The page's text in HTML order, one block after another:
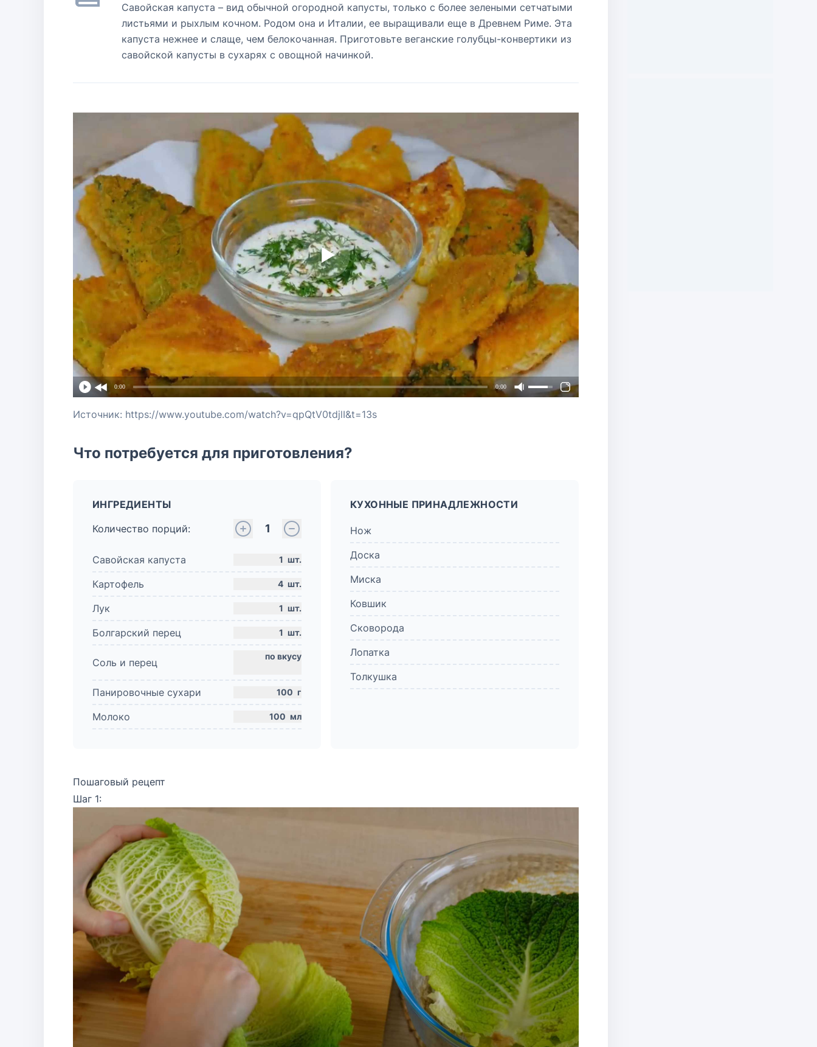
Савойская капуста – вид обычной огородной капусты, только с более зелеными сетчатыми
листьями и рыхлым кочном. Родом она и Италии, ее выращивали еще в Древнем Риме. Эта
капуста нежнее и слаще, чем белокочанная. Приготовьте веганские голубцы-конвертики из
савойской капусты в сухарях с овощной начинкой.
0:00 0:00
Источник: https://www.youtube.com/watch?v=qpQtV0tdjlI&t=13s
Что потребуется для приготовления?
ИНГРЕДИЕНТЫ
Количество порций:
1
Савойская капуста 1 шт.
Картофель 4 шт.
Лук 1 шт.
Болгарский перец 1 шт.
Соль и перец
Панировочные сухари 100 г
Молоко 100 мл
КУХОННЫЕ ПРИНАДЛЕЖНОСТИ
Нож
Доска
Миска
Ковшик
Сковорода
Лопатка
Толкушка
Пошаговый рецепт
Шаг 1: